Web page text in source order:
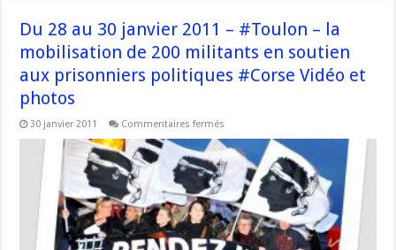
Du 28 au 30 janvier 2011 – #Toulon – la
mobilisation de 200 militants en soutien
aux prisonniers politiques #Corse Vidéo et
photos
30 janvier 2011 Commentaires fermés
28
au
30
janvier
2011
–
#Toulon
–
la